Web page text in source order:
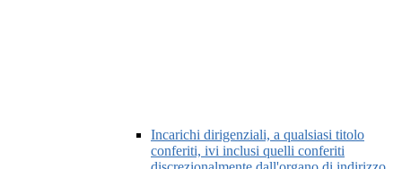
Incarichi dirigenziali, a qualsiasi titolo
conferiti, ivi inclusi quelli conferiti